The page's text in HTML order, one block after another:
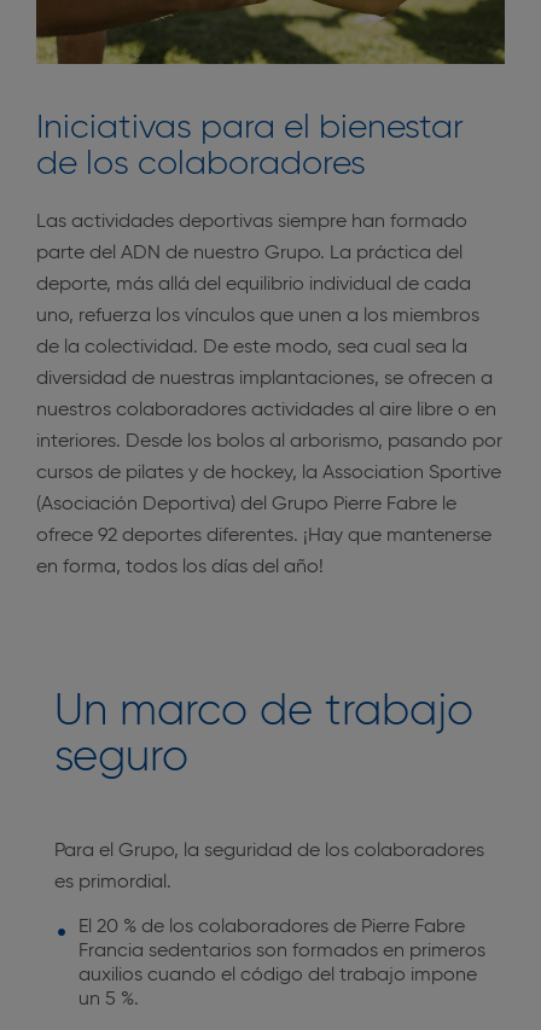
Iniciativas para el bienestar
de los colaboradores
Las actividades deportivas siempre han formado
parte del ADN de nuestro Grupo. La práctica del
deporte, más allá del equilibrio individual de cada
uno, refuerza los vínculos que unen a los miembros
de la colectividad. De este modo, sea cual sea la
diversidad de nuestras implantaciones, se ofrecen a
nuestros colaboradores actividades al aire libre o en
interiores. Desde los bolos al arborismo, pasando por
cursos de pilates y de hockey, la Association Sportive
(Asociación Deportiva) del Grupo Pierre Fabre le
ofrece 92 deportes diferentes. ¡Hay que mantenerse
en forma, todos los días del año!
Un marco de trabajo
seguro
Para el Grupo, la seguridad de los colaboradores
es primordial.
El 20 % de los colaboradores de Pierre Fabre
Francia sedentarios son formados en primeros
auxilios cuando el código del trabajo impone
un 5 %.